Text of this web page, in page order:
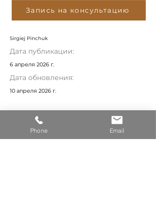
Запись на консультацию
Sirgiej Pinchuk
Дата публикации:
6 апреля 2026 г.
Дата обновления:
10 апреля 2026 г.
СДЕЛАЙТЕ ПЕРВЫЙ ШАГ ДЛЯ
Phone Email